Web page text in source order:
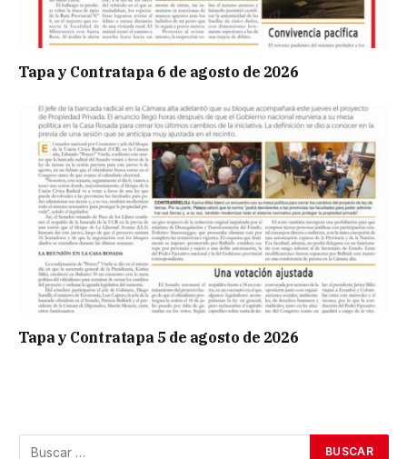
Tapa y Contratapa 6 de agosto de 2026
Tapa y Contratapa 5 de agosto de 2026